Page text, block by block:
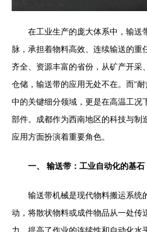
在工业生产的庞大体系中，输送
脉，承担着物料高效、连续输送的重
齐全、资源丰富的省份，从矿产开采
仓储，输送带的应用无处不在。而“耐
中的关键细分领域，更是在高温工况
部件。成都作为西南地区的科技与制
应用方面扮演着重要角色。
一、 输送带：工业自动化的基石
输送带机械是现代物料搬运系统
动，将散状物料或成件物品从一处传